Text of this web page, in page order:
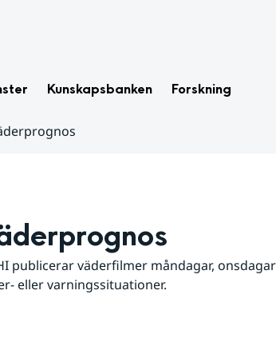
Kunskapsbanken Forskning
publicerar väderfilmer måndagar,
eller varningssituationer.